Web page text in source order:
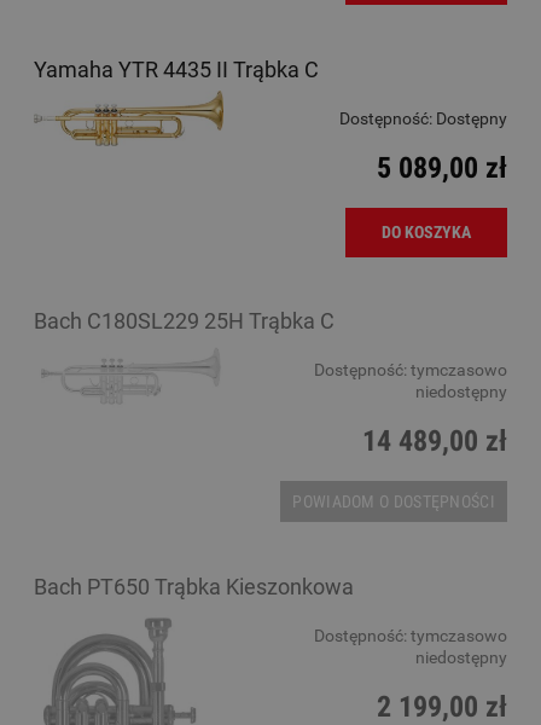
Yamaha YTR 4435 II Trąbka C
Dostępność: Dostępny
5 089,00 zł
DO KOSZYKA
Bach C180SL229 25H Trąbka C
Dostępność: tymczasowo
niedostępny
14 489,00 zł
POWIADOM O DOSTĘPNOŚCI
Bach PT650 Trąbka Kieszonkowa
Dostępność: tymczasowo
niedostępny
2 199,00 zł